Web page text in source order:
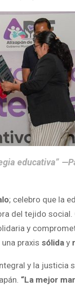
educativa”
; celebro que la
del tejido
y
praxis sólida y
y la justicia
“La mejor